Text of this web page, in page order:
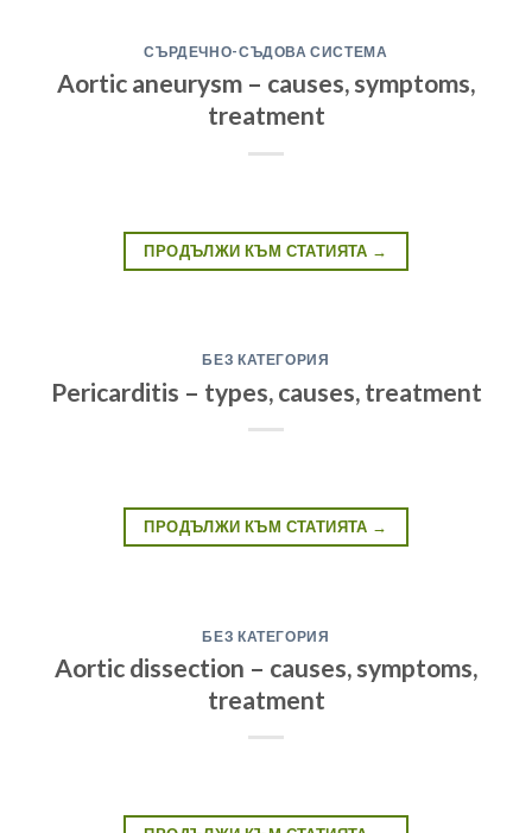
СЪРДЕЧНО-СЪДОВА СИСТЕМА
Aortic aneurysm – causes, symptoms,
treatment
ПРОДЪЛЖИ КЪМ СТАТИЯТА →
БЕЗ КАТЕГОРИЯ
Pericarditis – types, causes, treatment
ПРОДЪЛЖИ КЪМ СТАТИЯТА →
БЕЗ КАТЕГОРИЯ
Aortic dissection – causes, symptoms,
treatment